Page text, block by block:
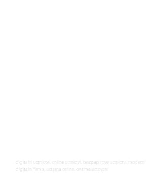
digitalni uctnictvi, online uctnictvi, bezpapirove uctnictvi, moderni
digitalni firma, uctarna online, ontime uctovani